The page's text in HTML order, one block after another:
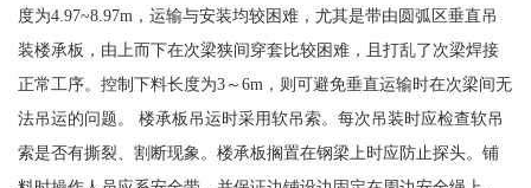
度为4.97~8.97m，运输与安装均较困难，尤其是带由圆弧区垂直吊
装楼承板，由上而下在次梁狭间穿套比较困难，且打乱了次梁焊接
正常工序。控制下料长度为3～6m，则可避免垂直运输时在次梁间无
法吊运的问题。 楼承板吊运时采用软吊索。每次吊装时应检查软吊
索是否有撕裂、割断现象。楼承板搁置在钢梁上时应防止探头。铺